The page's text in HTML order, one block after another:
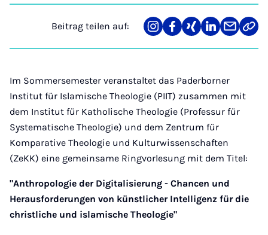
Beitrag teilen auf:
Teilen
auf
Teilen
auf
Teilen
auf
Teilen
auf
Teilen
über
Link
Im Sommersemester veranstaltet das Paderborner
Institut für Islamische Theologie (PIIT) zusammen mit
dem Institut für Katholische Theologie (Professur für
Systematische Theologie) und dem Zentrum für
Komparative Theologie und Kulturwissenschaften
(ZeKK) eine gemeinsame Ringvorlesung mit dem Titel:
"Anthropologie der Digitalisierung - Chancen und
Herausforderungen von künstlicher Intelligenz für die
christliche und islamische Theologie"